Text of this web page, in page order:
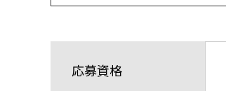
応募資格